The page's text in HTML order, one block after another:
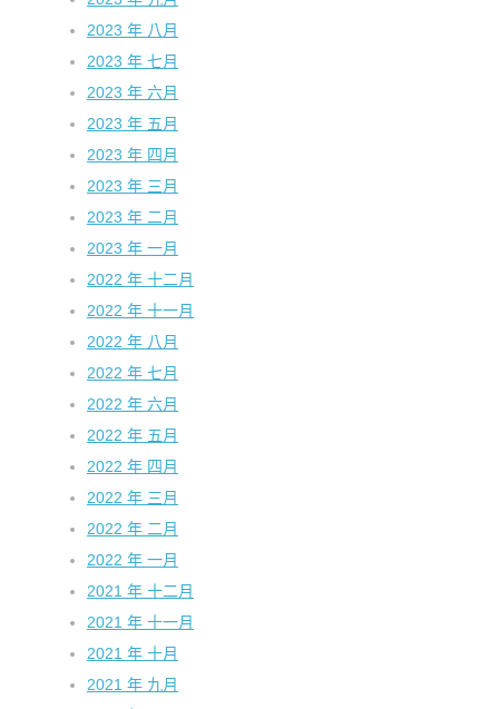
2023 年 八月
2023 年 七月
2023 年 六月
2023 年 五月
2023 年 四月
2023 年 三月
2023 年 二月
2023 年 一月
2022 年 十二月
2022 年 十一月
2022 年 八月
2022 年 七月
2022 年 六月
2022 年 五月
2022 年 四月
2022 年 三月
2022 年 二月
2022 年 一月
2021 年 十二月
2021 年 十一月
2021 年 十月
2021 年 九月